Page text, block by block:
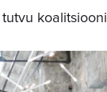
koalitsiooni